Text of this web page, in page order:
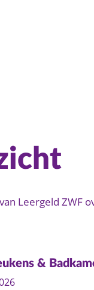
Leergeld ZWF
&